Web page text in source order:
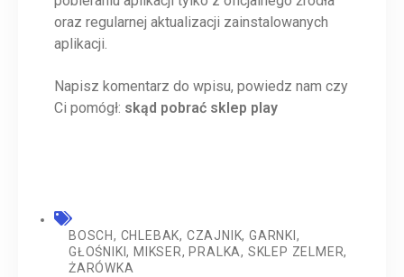
oraz regularnej aktualizacji zainstalowanych
aplikacji.
Napisz komentarz do wpisu, powiedz nam czy
Ci pomógł: skąd pobrać sklep play
BOSCH, CHLEBAK, CZAJNIK,GARNKI ,
GŁOŚNIKI, MIKSER, PRALKA, SKLEP ZELMER,
ŻARÓWKA